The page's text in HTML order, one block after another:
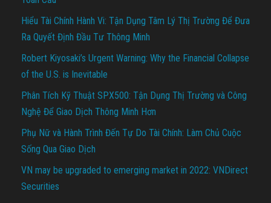
Hiểu Tài Chính Hành Vi: Tận Dụng Tâm Lý Thị Trường Để Đưa
Ra Quyết Định Đầu Tư Thông Minh
Robert Kiyosaki’s Urgent Warning: Why the Financial Collapse
of the U.S. is Inevitable
Phân Tích Kỹ Thuật SPX500: Tận Dụng Thị Trường và Công
Nghệ Để Giao Dịch Thông Minh Hơn
Phụ Nữ và Hành Trình Đến Tự Do Tài Chính: Làm Chủ Cuộc
Sống Qua Giao Dịch
VN may be upgraded to emerging market in 2022: VNDirect
Securities